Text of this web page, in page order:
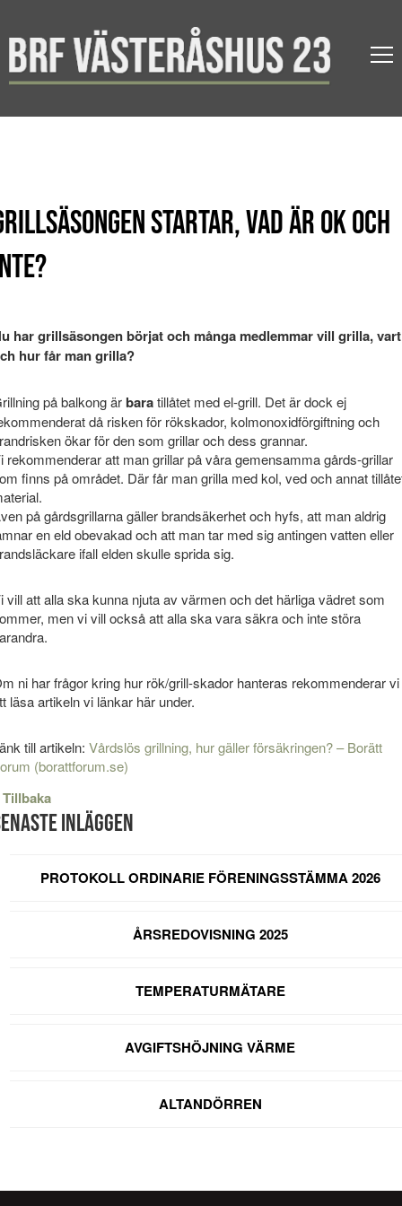
startar, vad är ok och
har grillsäsongen börjat och många medlemmar vill grilla, vart
hur får man grilla?
på balkong ärbaratillåtet med el-grill. Det är dock ej
då risken för rökskador, kolmonoxidförgiftning och
ökar för den som grillar och dess grannar.
rekommenderar att man grillar på våra gemensamma gårds-grillar
finns på området. Där får man grilla med kol, ved och annat
på gårdsgrillarna gäller brandsäkerhet och hyfs, att man aldrig
en eld obevakad och att man tar med sig antingen vatten eller
ifall elden skulle sprida sig.
vill att alla ska kunna njuta av värmen och det härliga vädret som
men vi vill också att alla ska vara säkra och inte störa
ni har frågor kring hur rök/grill-skador hanteras rekommenderar vi
läsa artikeln vi länkar här under.
till artikeln: Vårdslös grillning, hur gäller försäkringen? – Borätt
(borattforum.se)
Tillbaka
inläggen
PROTOKOLL ORDINARIE FÖRENINGSSTÄMMA 2026
ÅRSREDOVISNING 2025
TEMPERATURMÄTARE
AVGIFTSHÖJNING VÄRME
ALTANDÖRREN